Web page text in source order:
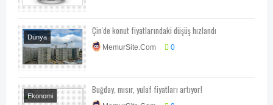
Kampanya
Dünya
Ekonomi
Çin'de konut fiyatlarındaki düşüş hızlandı
MemurSite.Com 0
Ekonomi
Buğday, mısır, yulaf fiyatları artıyor!